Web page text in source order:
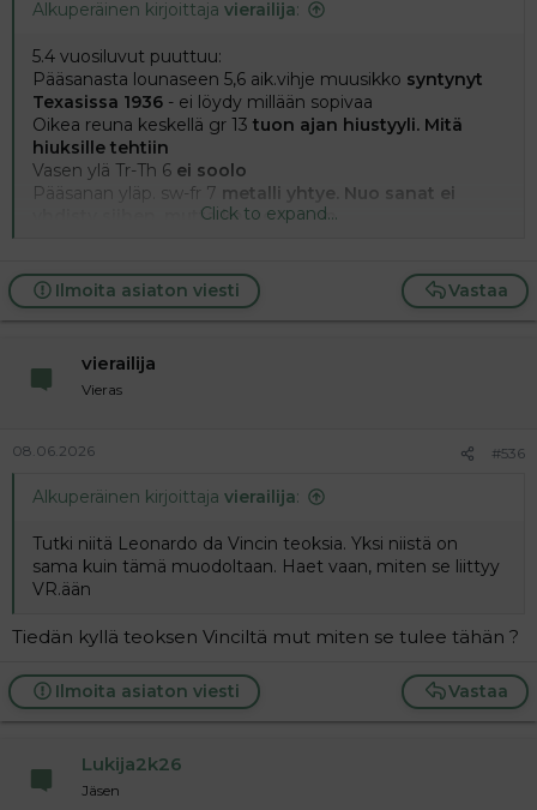
Alkuperäinen kirjoittaja vierailija:
5.4 vuosiluvut puuttuu:
Pääsanasta lounaseen 5,6 aik.vihje muusikko syntynyt
Texasissa 1936 - ei löydy millään sopivaa
Oikea reuna keskellä gr 13 tuon ajan hiustyyli. Mitä
hiuksille tehtiin
Vasen ylä Tr-Th 6 ei soolo
Pääsanan yläp. sw-fr 7 metalli yhtye. Nuo sanat ei
yhdisty siihen, mutta kai se tuo on.
yhden näistä sanoista suoraan Antti paalasen umk
biisistä ja toinen näistä on synonyymi siinä
Click to expand...
Vastaa
Ilmoita asiaton viesti
vierailija
Vieras
08.06.2026 #536
Alkuperäinen kirjoittaja vierailija:
Tutki niitä Leonardo da Vincin teoksia. Yksi niistä on
sama kuin tämä muodoltaan. Haet vaan, miten se liittyy
VR.ään
Tiedän kyllä teoksen Vinciltä mut miten se tulee tähän ?
Vastaa
Ilmoita asiaton viesti
Lukija2k26
Jäsen